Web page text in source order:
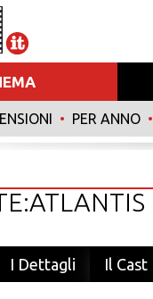
• PER ANNO •
I Dettagli Il Cast